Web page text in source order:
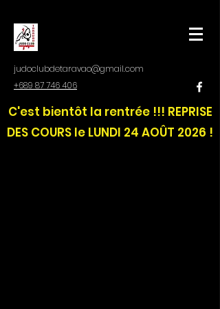
judoclubdetaravao@gmail.com
+689 87 746 406
C'est bientôt la rentrée !!! REPRISE
DES COURS le LUNDI 24 AOÛT 2026 !